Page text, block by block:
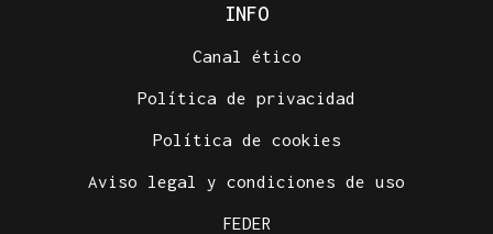
INFO
Canal ético
Política de privacidad
Política de cookies
Aviso legal y condiciones de uso
FEDER